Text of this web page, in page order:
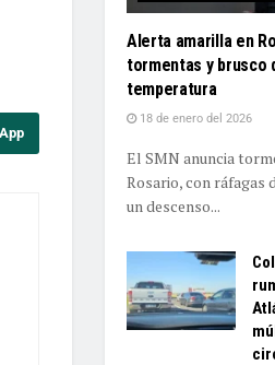
Alerta amarilla en
tormentas y brusco
temperatura
18 de enero del 2026
El SMN anuncia
Rosario, con ráfagas
un descenso...